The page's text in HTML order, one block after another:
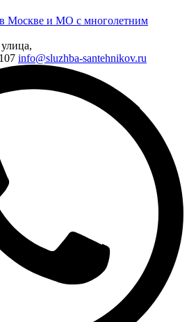
Москве и МО с многолетним
info@sluzhba-santehnikov.ru